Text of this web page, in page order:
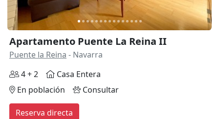
Apartamento Puente La Reina II
Puente la Reina - Navarra
4 + 2
Casa Entera
En población
Consultar
Reserva directa